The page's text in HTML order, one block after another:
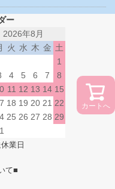
カートへ
ー
2026年8月
火 水 木 金 土
1
4 5 6 7
8
11 12 13 14 15
18 19 20 21 22
25 26 27 28 29
業日
て■